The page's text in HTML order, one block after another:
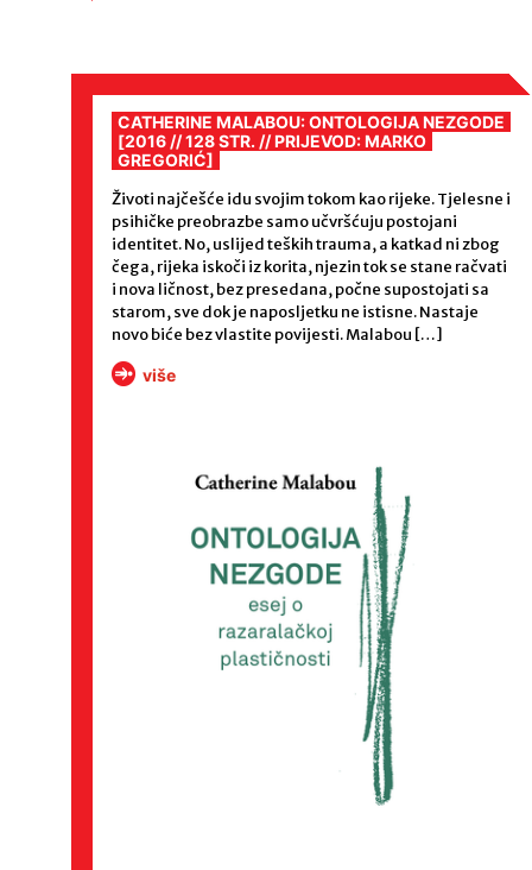
CATHERINE MALABOU: ONTOLOGIJA NEZGODE
[2016 // 128 STR. // PRIJEVOD: MARKO
GREGORIĆ]
Životi najčešće idu svojim tokom kao rijeke. Tjelesne i
psihičke preobrazbe samo učvršćuju postojani
identitet. No, uslijed teških trauma, a katkad ni zbog
čega, rijeka iskoči iz korita, njezin tok se stane račvati
i nova ličnost, bez presedana, počne supostojati sa
starom, sve dok je naposljetku ne istisne. Nastaje
novo biće bez vlastite povijesti. Malabou […]
više